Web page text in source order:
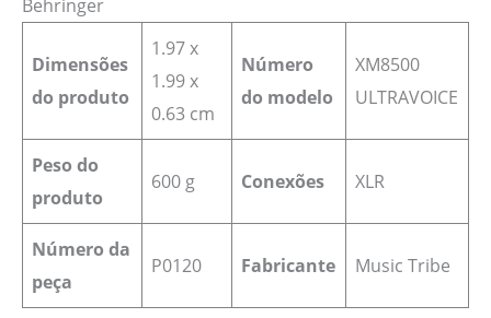
Behringer
Dimensões
do produto
1.97 x
1.99 x
0.63 cm
Número
do modelo
‎XM8500
ULTRAVOICE
Peso do
produto
600 g Conexões ‎XLR
Número da
peça
P0120 Fabricante ‎Music Tribe